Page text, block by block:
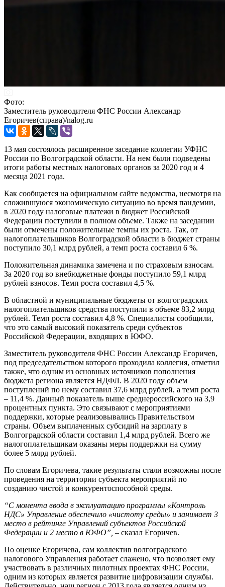
Фото:
Заместитель руководителя ФНС России Александр
Егоричев(справа)/nalog.ru
13 мая состоялось расширенное заседание коллегии УФНС
России по Волгоградской области. На нем были подведены
итоги работы местных налоговых органов за 2020 год и 4
месяца 2021 года.
Как сообщается на официальном сайте ведомства, несмотря на
сложившуюся экономическую ситуацию во время пандемии,
в 2020 году налоговые платежи в бюджет Российской
Федерации поступили в полном объеме. Также на заседании
были отмечены положительные темпы их роста. Так, от
налогоплательщиков Волгоградской области в бюджет страны
поступило 30,1 млрд рублей, а темп роста составил 6 %.
Положительная динамика замечена и по страховым взносам.
За 2020 год во внебюджетные фонды поступило 59,1 млрд
рублей взносов. Темп роста составил 4,5 %.
В областной и муниципальные бюджеты от волгоградских
налогоплательщиков средства поступили в объеме 83,2 млрд
рублей. Темп роста составил 4,8 %. Специалисты сообщили,
что это самый высокий показатель среди субъектов
Российской Федерации, входящих в ЮФО.
Заместитель руководителя ФНС России Александр Егоричев,
под председательством которого проходила коллегия, отметил
также, что одним из основных источников пополнения
бюджета региона является НДФЛ. В 2020 году объем
поступлений по нему составил 37,6 млрд рублей, а темп роста
– 11,4 %. Данный показатель выше среднероссийского на 3,9
процентных пункта. Это связывают с мероприятиями
поддержки, которые реализовывались Правительством
страны. Объем выплаченных субсидий на зарплату в
Волгоградской области составил 1,4 млрд рублей. Всего же
налогоплательщикам оказаны меры поддержки на сумму
более 5 млрд рублей.
По словам Егоричева, такие результаты стали возможны после
проведения на территории субъекта мероприятий по
созданию чистой и конкурентоспособной среды.
“С момента ввода в эксплуатацию программы «Контроль
НДС» Управление обеспечило «чистоту среды» и занимает 3
место в рейтинге Управлений субъектов Российской
Федерации и 2 место в ЮФО”, – сказал Егоричев.
По оценке Егоричева, сам коллектив волгоградского
налогового Управления работает слажено, что позволяет ему
участвовать в различных пилотных проектах ФНС России,
одним из которых является развитие цифровизации службы.